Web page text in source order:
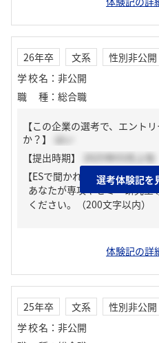
26年卒 文系
性別非公開
学校名 ： 非公開
職種 ： 総合職
【この企業の選考で、エント
か？】
はい
【提出時期】
2025年03月上旬
【ESで聞かれた質問】
あなたが専攻やゼミ・研究室
ください。（200文字以内）
体験記の詳
選考体験記を
25年卒 文系
性別非公開
学校名 ： 非公開